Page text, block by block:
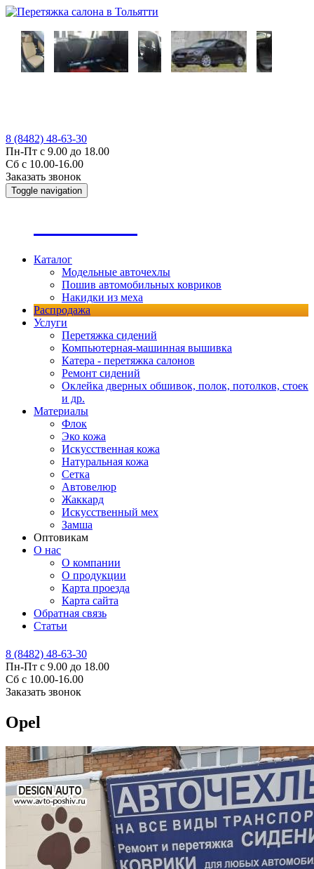
8 (8482) 48-63-30
Пн-Пт с 9.00 до 18.00
Сб с 10.00-16.00
Заказать звонок
Toggle navigation
Каталог
Модельные авточехлы
Пошив автомобильных ковриков
Накидки из меха
Распродажа
Услуги
Перетяжка сидений
Компьютерная-машинная вышивка
Катера - перетяжка салонов
Ремонт сидений
Оклейка дверных обшивок, полок, потолков, стоек
и др.
Материалы
Флок
Эко кожа
Искусственная кожа
Натуральная кожа
Сетка
Автовелюр
Жаккард
Искусственный мех
Замша
Оптовикам
О нас
О компании
О продукции
Карта проезда
Карта сайта
Обратная связь
Статьи
8 (8482) 48-63-30
Пн-Пт с 9.00 до 18.00
Сб с 10.00-16.00
Заказать звонок
Opel